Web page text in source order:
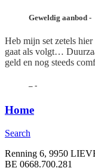
Geweldig aanbod -
Heb mijn set zetels
gaat als volgt…
geld en nog steeds
– -
Home
Search
Renning 6, 9950
BE 0668.700.281